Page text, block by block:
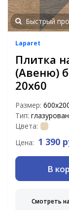
Быстрый
Laparet
Плитка
(Авеню)
20х60
Размер:
Тип:
Цвета:
Цена: 1 390
В
Смотреть